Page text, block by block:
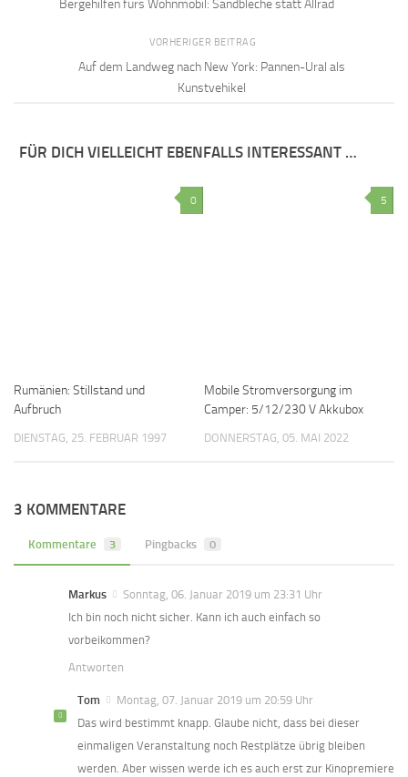
Bergehilfen fürs Wohnmobil: Sandbleche statt Allrad
VORHERIGER BEITRAG
Auf dem Landweg nach New York: Pannen-Ural als
Kunstvehikel
FÜR DICH VIELLEICHT EBENFALLS INTERESSANT …
0
Rumänien: Stillstand und
Aufbruch
DIENSTAG, 25. FEBRUAR 1997
5
Mobile Stromversorgung im
Camper: 5/12/230 V Akkubox
DONNERSTAG, 05. MAI 2022
3 KOMMENTARE
Kommentare 3 Pingbacks 0
Markus
Sonntag, 06. Januar 2019 um 23:31 Uhr
Ich bin noch nicht sicher. Kann ich auch einfach so
vorbeikommen?
Antworten
Tom
Montag, 07. Januar 2019 um 20:59 Uhr
Das wird bestimmt knapp. Glaube nicht, dass bei dieser
einmaligen Veranstaltung noch Restplätze übrig bleiben
werden. Aber wissen werde ich es auch erst zur Kinopremiere